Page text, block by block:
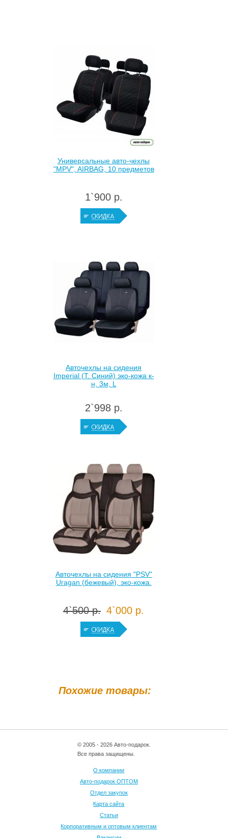
Похожие товары:
Универсальные авто-чехлы
"MPV", AIRBAG, 10 предметов
1`900 р.
Авточехлы на сидения
Imperial (Т. Синий) эко-кожа к-
н, 3м, L
2`998 р.
Авточехлы на сидения "PSV"
Uragan (бежевый), эко-кожа.
4`500 р. 4`000 р.
© 2005 - 2026 Авто-подарок.
Все права защищены.
О компании
Авто-подарок ОПТОМ
Отдел закупок
Карта сайта
Статьи
Корпоративным и оптовым клиентам